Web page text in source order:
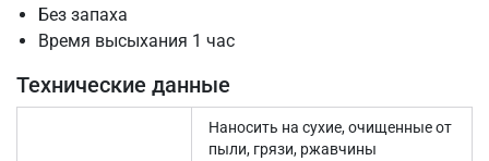
Без запаха
Время высыхания 1 час
Технические данные
Наносить на сухие, очищенные от
пыли, грязи, ржавчины